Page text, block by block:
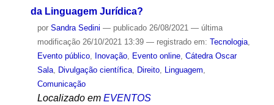
da Linguagem Jurídica?
por Sandra Sedini — publicado26/08/2021 — última
modificação26/10/2021 13:39 — registrado em: Tecnologia,
Evento público, Inovação, Evento online, Cátedra Oscar
Sala, Divulgação científica, Direito, Linguagem,
Comunicação
Localizado em EVENTOS